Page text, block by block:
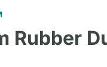
Rubber